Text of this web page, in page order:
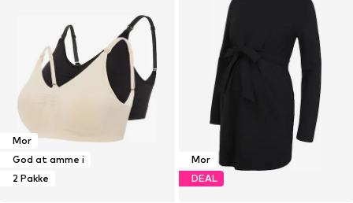
Mor
God at amme i
2 Pakke
Mor
DEAL